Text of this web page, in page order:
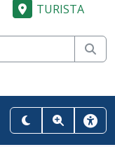
TURISTA